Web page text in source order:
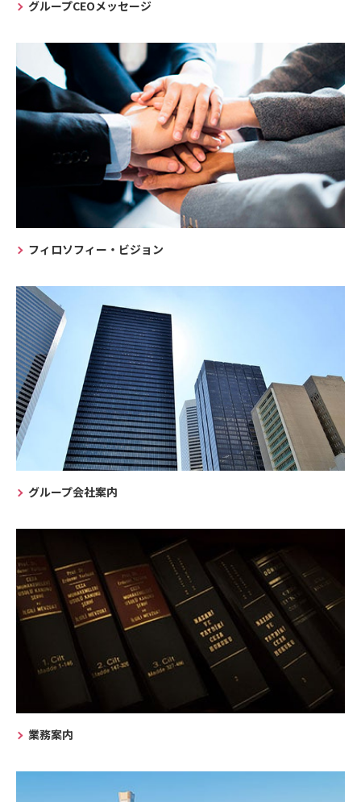
グループCEOメッセージ
フィロソフィー・ビジョン
グループ会社案内
業務案内